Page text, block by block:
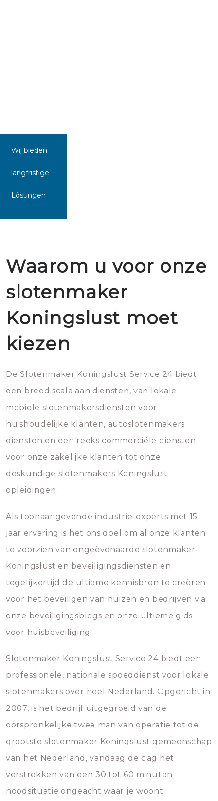
Wij bieden
langfristige
Lösungen
Waarom u voor onze
slotenmaker
Koningslust moet
kiezen
De Slotenmaker Koningslust Service 24 biedt
een breed scala aan diensten, van lokale
mobiele slotenmakersdiensten voor
huishoudelijke klanten, autoslotenmakers
diensten en een reeks commerciële diensten
voor onze zakelijke klanten tot onze
deskundige slotenmakers Koningslust
opleidingen.
Als toonaangevende industrie-experts met 15
jaar ervaring is het ons doel om al onze klanten
te voorzien van ongeëvenaarde slotenmaker-
Koningslust en beveiligingsdiensten en
tegelijkertijd de ultieme kennisbron te creëren
voor het beveiligen van huizen en bedrijven via
onze beveiligingsblogs en onze ultieme gids
voor huisbeveiliging.
Slotenmaker Koningslust Service 24 biedt een
professionele, nationale spoeddienst voor lokale
slotenmakers over heel Nederland. Opgericht in
2007, is het bedrijf uitgegroeid van de
oorspronkelijke twee man van operatie tot de
grootste slotenmaker Koningslust gemeenschap
van het Nederland, vandaag de dag het
verstrekken van een 30 tot 60 minuten
noodsituatie ongeacht waar je woont.